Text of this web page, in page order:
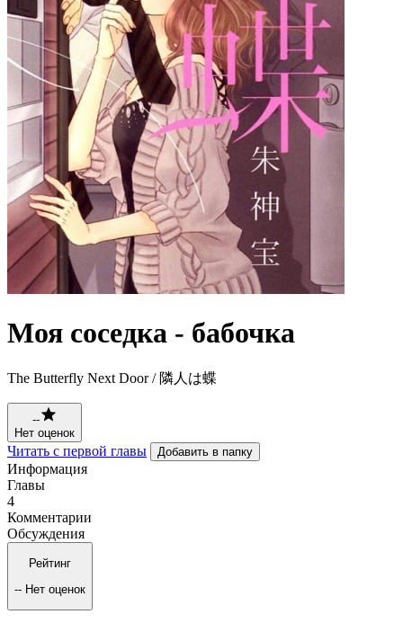
Моя соседка - бабочка
The Butterfly Next Door / 隣人は蝶
--
Нет оценок
Читать с первой главы Добавить в папку
Информация
Главы
4
Комментарии
Обсуждения
Рейтинг
-- Нет оценок